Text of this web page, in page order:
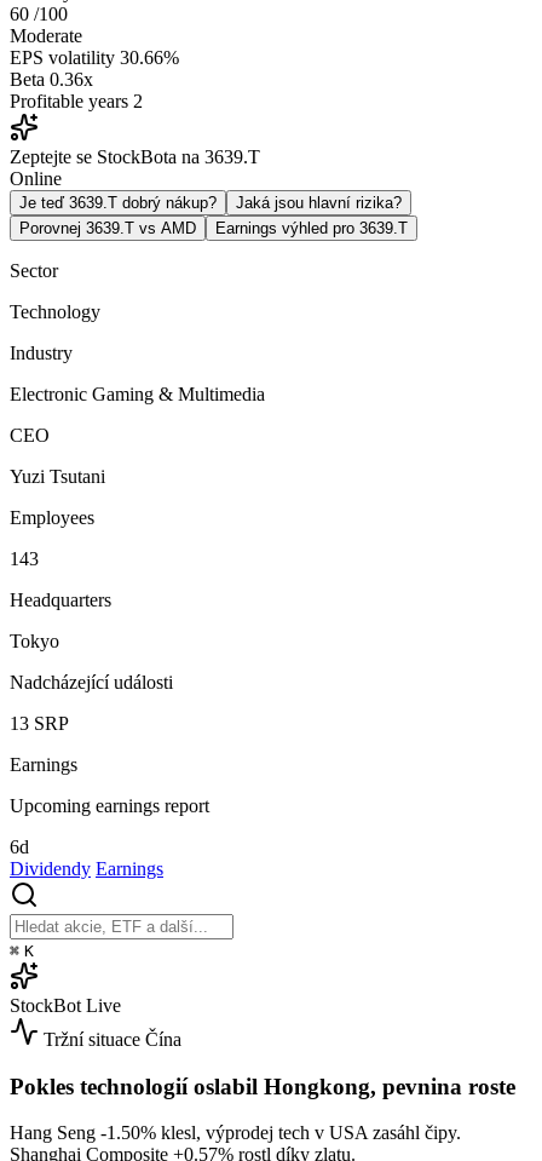
60 /100
Moderate
EPS volatility 30.66%
Beta 0.36x
Profitable years 2
Zeptejte se StockBota na 3639.T
Online
Je teď 3639.T dobrý nákup?
Jaká jsou hlavní rizika?
Porovnej 3639.T vs AMD
Earnings výhled pro 3639.T
Sector
Technology
Industry
Electronic Gaming & Multimedia
CEO
Yuzi Tsutani
Employees
143
Headquarters
Tokyo
Nadcházející události
13 SRP
Earnings
Upcoming earnings report
6d
Dividendy Earnings
⌘ K
StockBot Live
Tržní situace Čína
Pokles technologií oslabil Hongkong, pevnina roste
Hang Seng -1.50% klesl, výprodej tech v USA zasáhl čipy.
Shanghai Composite +0.57% rostl díky zlatu.